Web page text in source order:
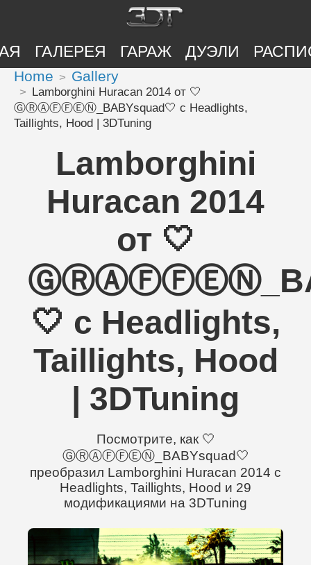
ГАЛЕРЕЯ ГАРАЖ ДУЭЛИ
Home Gallery
Lamborghini Huracan 2014 от 🤍
ⒼⓇⒶⒻⒻⒺⓃ_BABYsquad🤍 с Headlights,
Taillights, Hood | 3DTuning
Lamborghini
Huracan 2014
от 🤍
🤍 с Headlights,
Taillights, Hood
| 3DTuning
Посмотрите, как 🤍
ⒼⓇⒶⒻⒻⒺⓃ_BABYsquad🤍
преобразил Lamborghini Huracan 2014 с
Headlights, Taillights, Hood и 29
модификациями на 3DTuning